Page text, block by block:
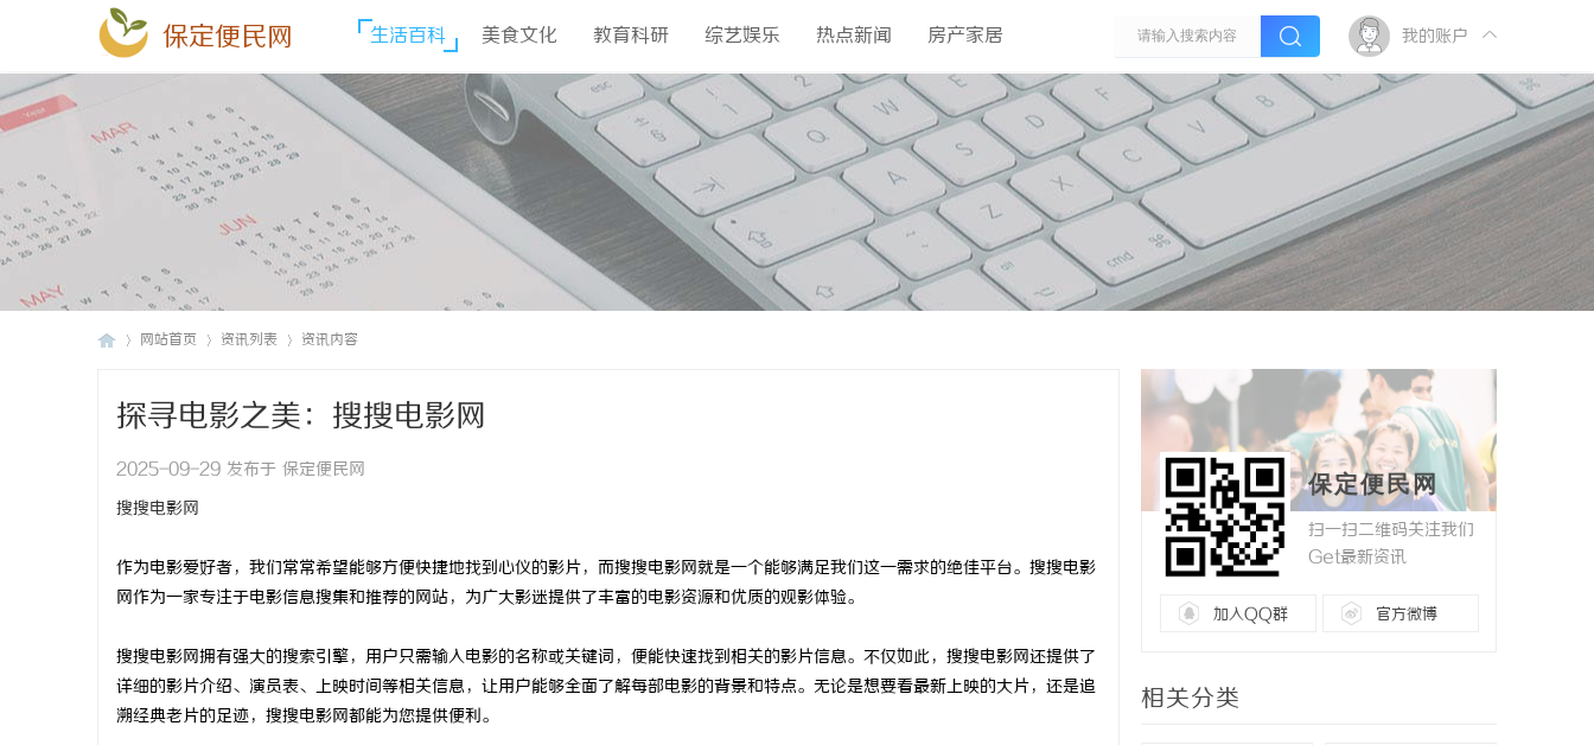
保定便民网 生活百科 美食文化 教育科研 综艺娱乐 热点新闻 房产家居 我的账户
网站首页 资讯列表 资讯内容
探寻电影之美：搜搜电影网
2025-09-29 发布于 保定便民网
搜搜电影网
作为电影爱好者，我们常常希望能够方便快捷地找到心仪的影片，而搜搜电影网就是一个能够满足我们这一需求的绝佳平台。搜搜电影
网作为一家专注于电影信息搜集和推荐的网站，为广大影迷提供了丰富的电影资源和优质的观影体验。
搜搜电影网拥有强大的搜索引擎，用户只需输入电影的名称或关键词，便能快速找到相关的影片信息。不仅如此，搜搜电影网还提供了
详细的影片介绍、演员表、上映时间等相关信息，让用户能够全面了解每部电影的背景和特点。无论是想要看最新上映的大片，还是追
溯经典老片的足迹，搜搜电影网都能为您提供便利。
保定便民网
扫一扫二维码关注我们
Get最新资讯
加入QQ群 官方微博
相关分类